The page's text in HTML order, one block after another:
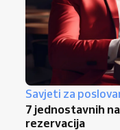
Savjeti za
7 jednostavnih
rezervacija